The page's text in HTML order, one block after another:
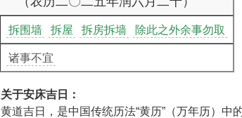
拆围墙 拆屋 拆房拆墙
除此之外余事勿取
诸事不宜
关于安床吉日：
黄道吉日，是中国传统历法“黄历”（万年历）中